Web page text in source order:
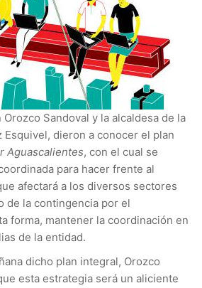
Sandoval y la alcaldesa de la
Esquivel, dieron a conocer el plan
Aguascalientes, con el cual se
para hacer frente al
afectará a los diversos sectores
de la contingencia por el
forma, mantener la coordinación en
de la entidad.
dicho plan integral, Orozco
esta estrategia será un aliciente